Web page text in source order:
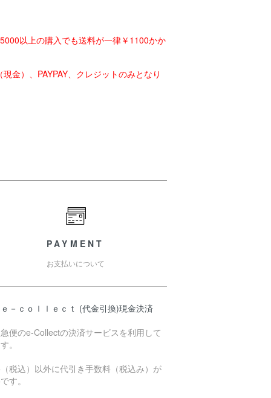
以上の購入でも送料が一律￥1100かか
金）、PAYPAY、クレジットのみとなり
PAYMENT
お支払いについて
－ｃｏｌｌｅｃｔ (代金引換)現金決済
便のe-Collectの決済サービスを利用して
。
税込）以外に代引き手数料（税込み）が
す。